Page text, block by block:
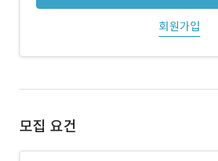
회원가입
모집 요건